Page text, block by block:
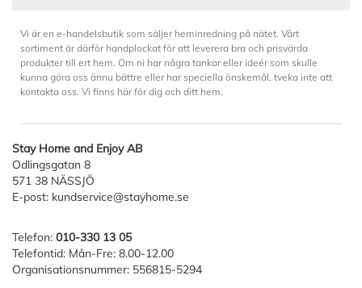
Vi är en e-handelsbutik som säljer heminredning på nätet. Vårt
sortiment är därför handplockat för att leverera bra och prisvärda
produkter till ert hem. Om ni har några tankar eller ideér som skulle
kunna göra oss ännu bättre eller har speciella önskemål, tveka inte att
kontakta oss. Vi finns här för dig och ditt hem.
Stay Home and Enjoy AB
Odlingsgatan 8
571 38 NÄSSJÖ
E-post: kundservice@stayhome.se
Telefon: 010-330 13 05
Telefontid: Mån-Fre: 8.00-12.00
Organisationsnummer: 556815-5294